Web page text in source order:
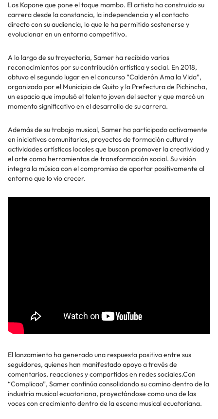
Los Kapone que pone el toque mambo. El artista ha construido su
carrera desde la constancia, la independencia y el contacto
directo con su audiencia, lo que le ha permitido sostenerse y
evolucionar en un entorno competitivo.
A lo largo de su trayectoria, Samer ha recibido varios
reconocimientos por su contribución artística y social. En 2018,
obtuvo el segundo lugar en el concurso “Calderón Ama la Vida”,
organizado por el Municipio de Quito y la Prefectura de Pichincha,
un espacio que impulsó el talento joven del sector y que marcó un
momento significativo en el desarrollo de su carrera.
Además de su trabajo musical, Samer ha participado activamente
en iniciativas comunitarias, proyectos de formación cultural y
actividades artísticas locales que buscan promover la creatividad y
el arte como herramientas de transformación social. Su visión
integra la música con el compromiso de aportar positivamente al
entorno que lo vio crecer.
El lanzamiento ha generado una respuesta positiva entre sus
seguidores, quienes han manifestado apoyo a través de
comentarios, reacciones y compartidos en redes sociales.Con
“Complicao”, Samer continúa consolidando su camino dentro de la
industria musical ecuatoriana, proyectándose como una de las
voces con crecimiento dentro de la escena musical ecuatoriana.